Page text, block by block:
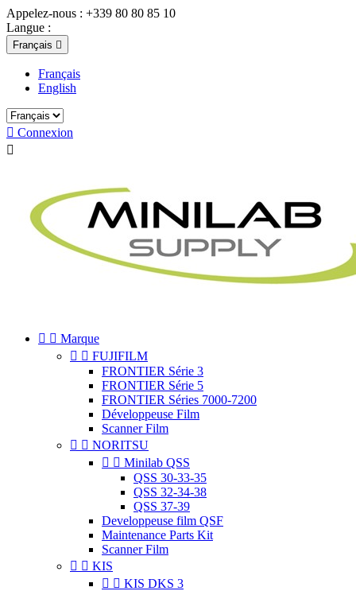
Appelez-nous : +339 80 80 85 10
Langue :
Français 
Français
English
 Connexion

  Marque
  FUJIFILM
FRONTIER Série 3
FRONTIER Série 5
FRONTIER Séries 7000-7200
Développeuse Film
Scanner Film
  NORITSU
  Minilab QSS
QSS 30-33-35
QSS 32-34-38
QSS 37-39
Developpeuse film QSF
Maintenance Parts Kit
Scanner Film
  KIS
  KIS DKS 3